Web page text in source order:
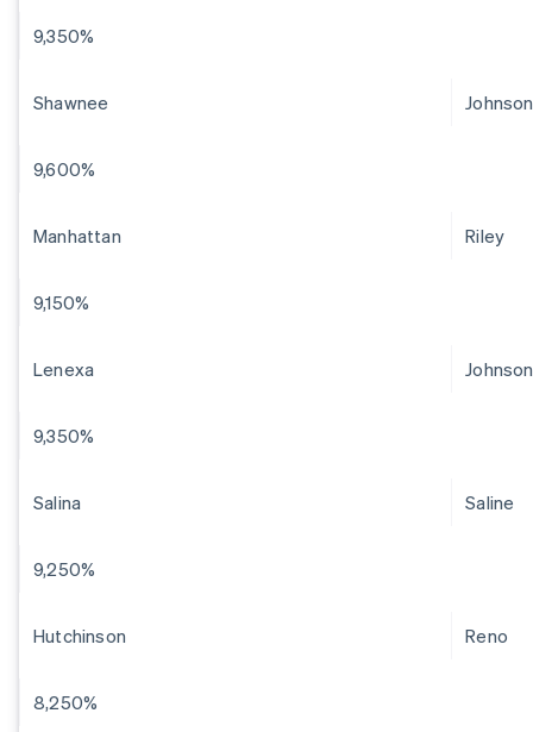
9,350%
Shawnee Johnson
9,600%
Manhattan Riley
9,150%
Lenexa Johnson
9,350%
Salina Saline
9,250%
Hutchinson Reno
8,250%